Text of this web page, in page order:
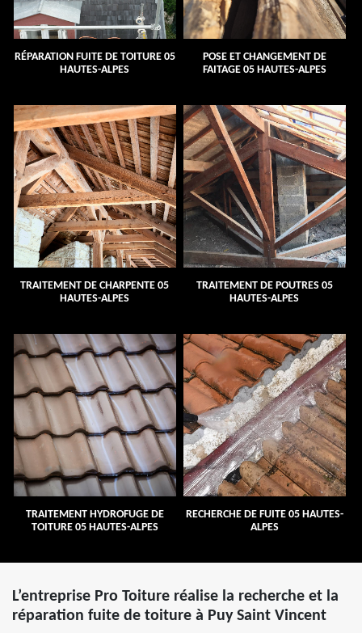
RÉPARATION FUITE DE TOITURE 05
HAUTES-ALPES
POSE ET CHANGEMENT DE
FAITAGE 05 HAUTES-ALPES
TRAITEMENT DE CHARPENTE 05
HAUTES-ALPES
TRAITEMENT DE POUTRES 05
HAUTES-ALPES
TRAITEMENT HYDROFUGE DE
TOITURE 05 HAUTES-ALPES
RECHERCHE DE FUITE 05 HAUTES-
ALPES
L’entreprise Pro Toiture réalise la recherche et la
réparation fuite de toiture à Puy Saint Vincent